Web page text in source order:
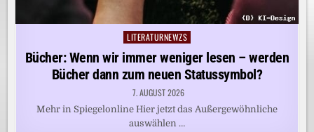
Posted
in
LITERATURNEWZS
Bücher: Wenn wir immer weniger lesen – werden
Bücher dann zum neuen Statussymbol?
7. AUGUST 2026
Mehr in Spiegelonline Hier jetzt das Außergewöhnliche
auswählen …